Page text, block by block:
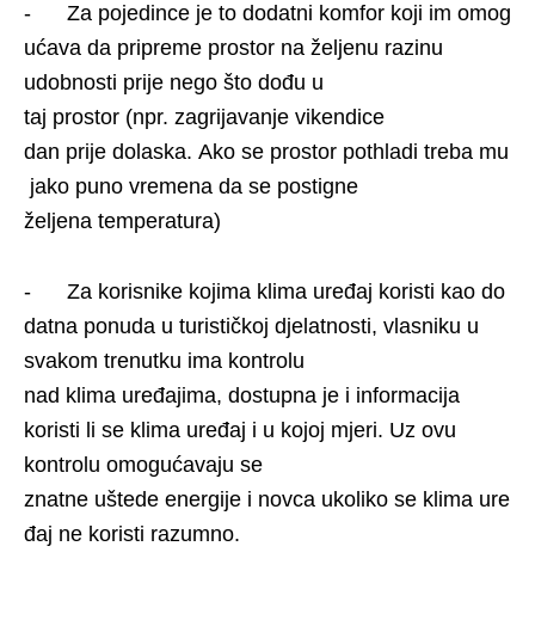
- Za pojedince je to dodatni komfor koji im omog
ućava da pripreme prostor na željenu razinu
udobnosti prije nego što dođu u
taj prostor (npr. zagrijavanje vikendice
dan prije dolaska. Ako se prostor pothladi treba mu
jako puno vremena da se postigne
željena temperatura)
- Za korisnike kojima klima uređaj koristi kao do
datna ponuda u turističkoj djelatnosti, vlasniku u
svakom trenutku ima kontrolu
nad klima uređajima, dostupna je i informacija
koristi li se klima uređaj i u kojoj mjeri. Uz ovu
kontrolu omogućavaju se
znatne uštede energije i novca ukoliko se klima ure
đaj ne koristi razumno.